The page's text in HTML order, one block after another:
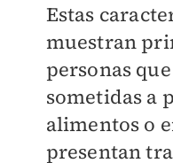
Estas
muestran
personas
sometidas a
alimentos o
presentan